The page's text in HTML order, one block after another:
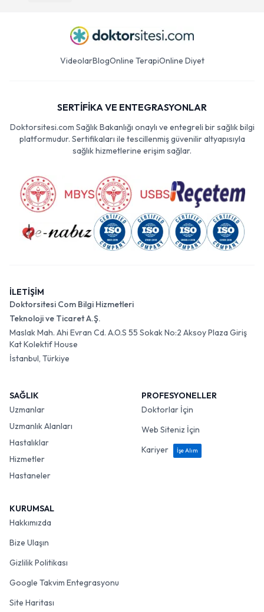
VideolarBlogOnline TerapiOnline Diyet
SERTİFİKA VE ENTEGRASYONLAR
Doktorsitesi.com Sağlık Bakanlığı onaylı ve entegreli bir sağlık bilgi
platformudur. Sertifikaları ile tescillenmiş güvenilir altyapısıyla
sağlık hizmetlerine erişim sağlar.
İLETİŞİM
Doktorsitesi Com Bilgi Hizmetleri
Teknoloji ve Ticaret A.Ş.
Maslak Mah. Ahi Evran Cd. A.O.S 55 Sokak No:2 Aksoy Plaza Giriş
Kat Kolektif House
İstanbul, Türkiye
SAĞLIK
Uzmanlar
Uzmanlık Alanları
Hastalıklar
Hizmetler
Hastaneler
PROFESYONELLER
Doktorlar İçin
Web Siteniz İçin
Kariyer
İşe Alım
KURUMSAL
Hakkımızda
Bize Ulaşın
Gizlilik Politikası
Google Takvim Entegrasyonu
Site Haritası